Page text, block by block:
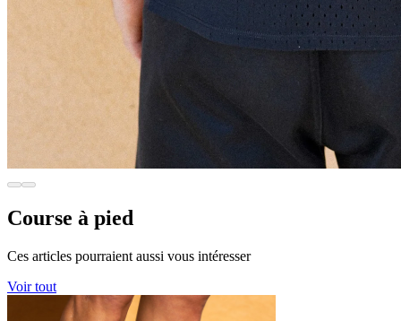
Course à pied
Ces articles pourraient aussi vous intéresser
Voir tout